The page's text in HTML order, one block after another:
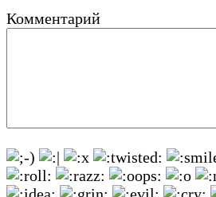
Комментарий